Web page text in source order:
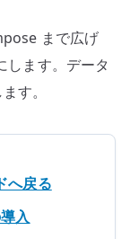
まで広げ
ます。データ
す。
へ戻る
入